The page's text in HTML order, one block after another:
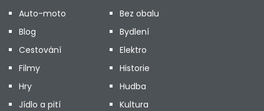
Auto-moto
Bez obalu
Blog
Bydlení
Cestování
Elektro
Filmy
Historie
Hry
Hudba
Jídlo a pití
Kultura